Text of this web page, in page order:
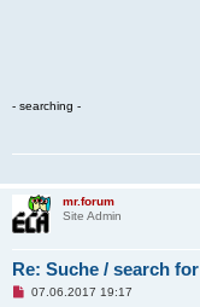
- searching -
mr.forum
Site Admin
Re: Suche / search
U07.06.2017 19:17